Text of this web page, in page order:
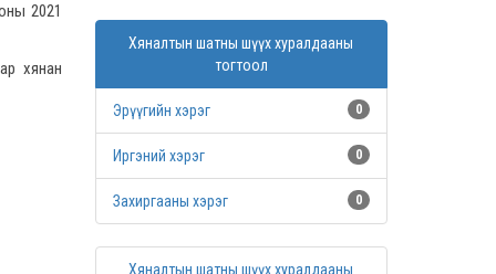
2021
хянан
Хяналтын шатны шүүх хуралдааны
тогтоол
Эрүүгийн хэрэг 0
Иргэний хэрэг 0
Захиргааны хэрэг 0
Хяналтын шатны шүүх хуралдааны